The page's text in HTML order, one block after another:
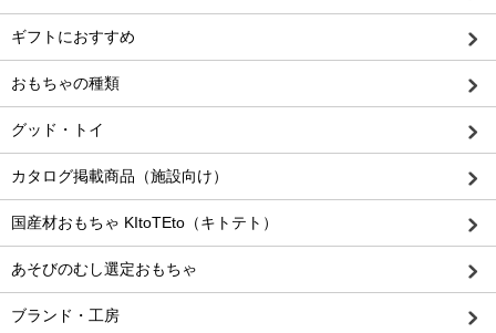
ギフトにおすすめ
おもちゃの種類
グッド・トイ
カタログ掲載商品（施設向け）
国産材おもちゃ KItoTEto（キトテト）
あそびのむし選定おもちゃ
ブランド・工房